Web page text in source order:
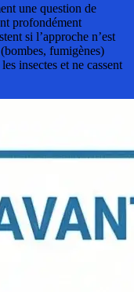
une question de
profondément
si l’approche n’est
fumigènes)
insectes et ne cassent